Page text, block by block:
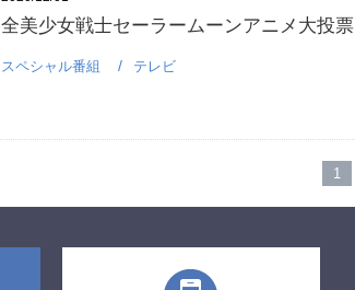
全美少女戦士セーラームーンアニメ大投票
スペシャル番組 テレビ
1